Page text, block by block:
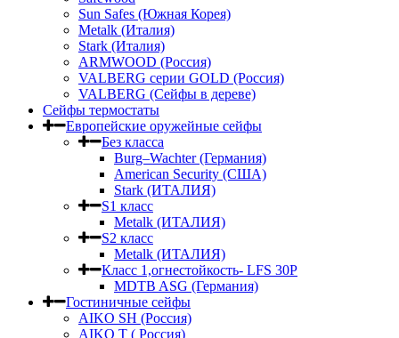
Sun Safes (Южная Корея)
Metalk (Италия)
Stark (Италия)
ARMWOOD (Россия)
VALBERG серии GOLD (Россия)
VALBERG (Сейфы в дереве)
Сейфы термостаты
Европейские оружейные сейфы
Без класса
Burg–Wachter (Германия)
American Security (США)
Stark (ИТАЛИЯ)
S1 класс
Metalk (ИТАЛИЯ)
S2 класс
Metalk (ИТАЛИЯ)
Класс 1,огнестойкость- LFS 30P
MDTB ASG (Германия)
Гостиничные сейфы
AIKO SH (Россия)
AIKO Т ( Россия)